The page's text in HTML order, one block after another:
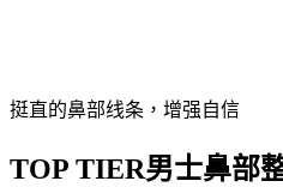
挺直的鼻部线条，增强自信
TOP TIER男士鼻部